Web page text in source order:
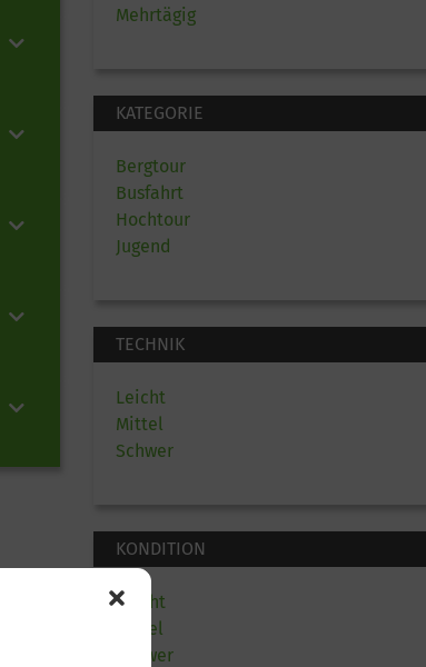
Mehrtägig
KATEGORIE
Bergtour
Busfahrt
Hochtour
Jugend
TECHNIK
Leicht
Mittel
Schwer
KONDITION
Leicht
Mittel
Schwer